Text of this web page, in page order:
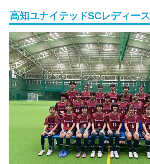
高知ユナイテッドSCレディース